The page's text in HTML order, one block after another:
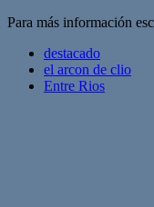
Para más información
destacado
el arcon de clio
Entre Rios